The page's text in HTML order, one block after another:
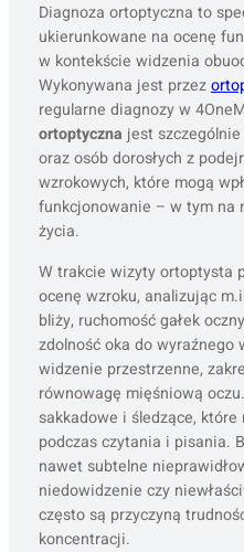
Diagnoza ortoptyczna to
ukierunkowane na ocenę
w kontekście widzenia
Wykonywana jest przez
regularne diagnozy w
ortoptyczna jest
oraz osób dorosłych z
wzrokowych, które mogą
funkcjonowanie – w tym na
życia.
W trakcie wizyty ortoptysta
ocenę wzroku, analizując
bliży, ruchomość gałek
zdolność oka do wyraźnego
widzenie przestrzenne,
równowagę mięśniową
sakkadowe i śledzące,
podczas czytania i pisania.
nawet subtelne
niedowidzenie czy
często są przyczyną
koncentracji.